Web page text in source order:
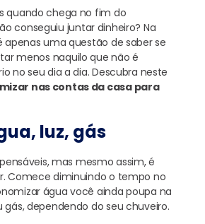
quando chega no fim do
conseguiu juntar dinheiro? Na
apenas uma questão de saber se
menos naquilo que não é
no seu dia a dia. Descubra neste
nas contas da casa para
luz, gás
pensáveis, mas mesmo assim,é
Comece diminuindo o tempo no
água você ainda poupa na
dependendo do seu chuveiro.